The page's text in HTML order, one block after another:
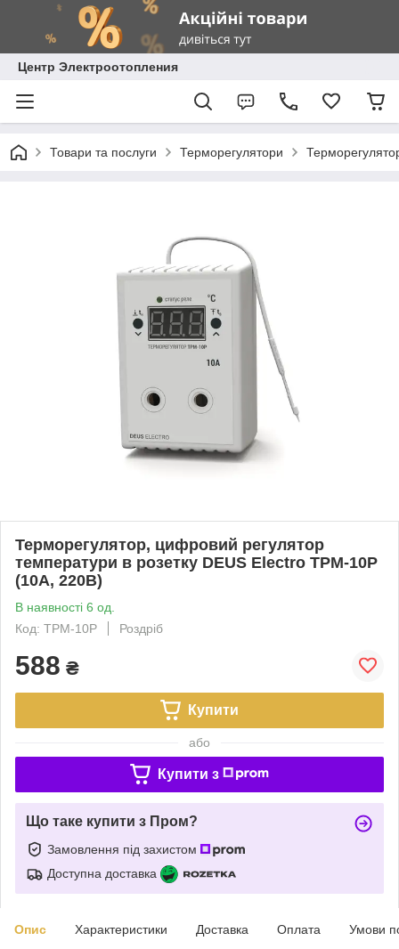
Центр Электроотопления
Товари та послуги Терморегулятори
Терморегулятор, цифровий регулятор
температури в розетку DEUS Electro ТРМ-10Р
(10А, 220В)
В наявності 6 од.
Код: ТРМ-10Р
Роздріб
588 ₴
Купити
або
Купити з
Що таке купити з Пром?
Замовлення під захистом
Доступна доставка
Опис Характеристики Доставка Оплата Умови